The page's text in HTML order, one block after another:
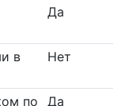
Да
в
Нет
по
Да